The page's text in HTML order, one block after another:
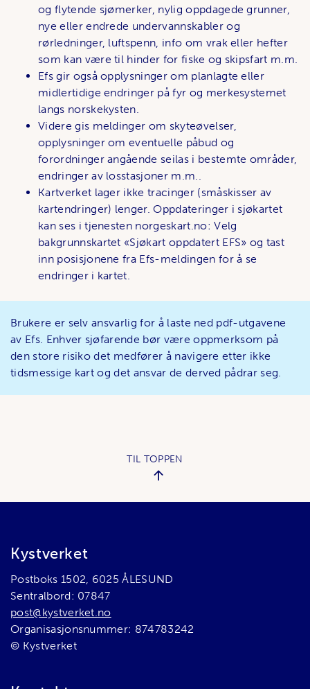
og flytende sjømerker, nylig oppdagede grunner,
nye eller endrede undervannskabler og
rørledninger, luftspenn, info om vrak eller hefter
som kan være til hinder for fiske og skipsfart m.m.
Efs gir også opplysninger om planlagte eller
midlertidige endringer på fyr og merkesystemet
langs norskekysten.
Videre gis meldinger om skyteøvelser,
opplysninger om eventuelle påbud og
forordninger angående seilas i bestemte områder,
endringer av losstasjoner m.m..
Kartverket lager ikke tracinger (småskisser av
kartendringer) lenger. Oppdateringer i sjøkartet
kan ses i tjenesten norgeskart.no: Velg
bakgrunnskartet «Sjøkart oppdatert EFS» og tast
inn posisjonene fra Efs-meldingen for å se
endringer i kartet.
Brukere er selv ansvarlig for å laste ned pdf-utgavene
av Efs. Enhver sjøfarende bør være oppmerksom på
den store risiko det medfører å navigere etter ikke
tidsmessige kart og det ansvar de derved pådrar seg.
TIL TOPPEN
Bunnområde
Kystverket
Postboks 1502, 6025 ÅLESUND
Sentralbord: 07847
post@kystverket.no
Organisasjonsnummer: 874783242
© Kystverket